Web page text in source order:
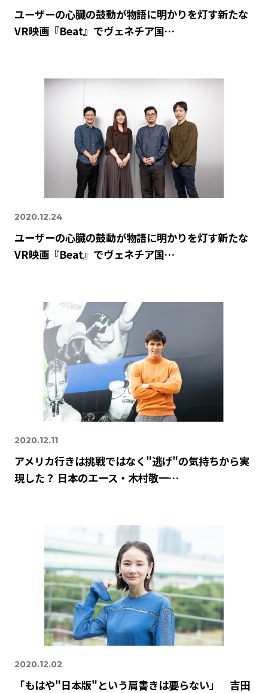
ユーザーの心臓の鼓動が物語に明かりを灯す新たな
VR映画『Beat』でヴェネチア国…
2020.12.24
ユーザーの心臓の鼓動が物語に明かりを灯す新たな
VR映画『Beat』でヴェネチア国…
2020.12.11
アメリカ行きは挑戦ではなく"逃げ"の気持ちから実
現した？ 日本のエース・木村敬一…
2020.12.02
「もはや"日本版"という肩書きは要らない」 吉田